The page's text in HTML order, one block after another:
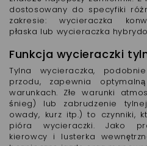
dostosowany do specyfiki
zakresie: wycieraczka
płaska lub wycieraczka
Funkcja wycieraczki
Tylna wycieraczka,
przodu, zapewnia
warunkach. Złe warunki
śnieg) lub zabrudzenie
owady, kurz itp.) to czynniki,
pióra wycieraczki. Jako
kierowcy i lusterka